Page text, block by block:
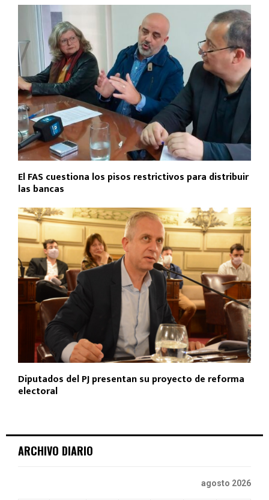
El FAS cuestiona los pisos restrictivos para distribuir
las bancas
Diputados del PJ presentan su proyecto de reforma
electoral
ARCHIVO DIARIO
agosto 2026